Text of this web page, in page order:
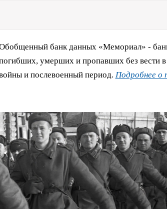
банк данных «Мемориал» -
умерших и пропавших без вести
и послевоенный период. Подробнее о